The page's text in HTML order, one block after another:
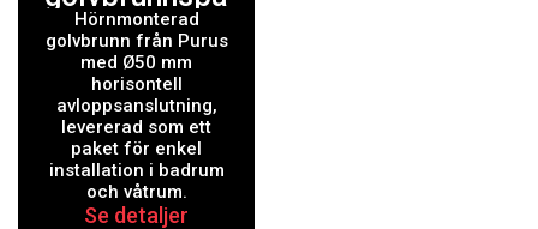
ket Ø50 mm
horisontell
anslutning
Hörnmonterad
golvbrunn från Purus
med Ø50 mm
horisontell
avloppsanslutning,
levererad som ett
paket för enkel
installation i badrum
och våtrum.
Se detaljer